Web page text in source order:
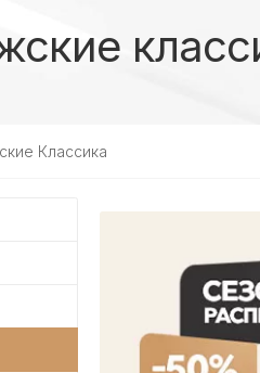
Классика